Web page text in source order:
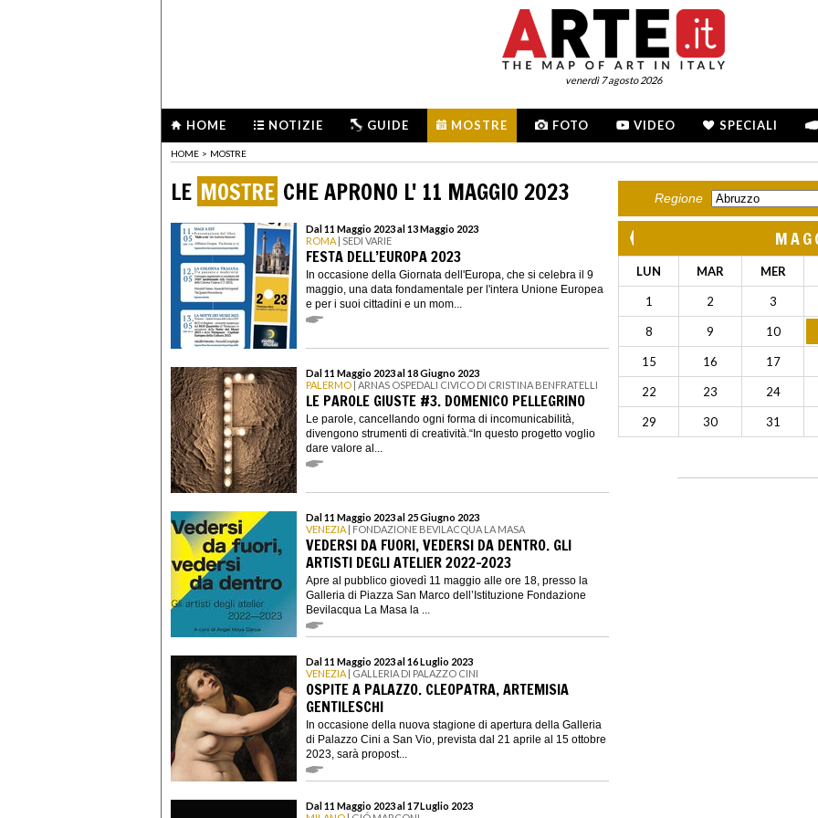
venerdì 7 agosto 2026
HOME NOTIZIE GUIDE MOSTRE FOTO VIDEO SPECIALI
HOME > MOSTRE
LE MOSTRE CHE APRONO L' 11 MAGGIO 2023
Dal 11 Maggio 2023 al 13 Maggio 2023
ROMA | SEDI VARIE
FESTA DELL’EUROPA 2023
In occasione della Giornata dell'Europa, che si celebra il 9
maggio, una data fondamentale per l'intera Unione Europea
e per i suoi cittadini e un mom...
Dal 11 Maggio 2023 al 18 Giugno 2023
PALERMO | ARNAS OSPEDALI CIVICO DI CRISTINA BENFRATELLI
LE PAROLE GIUSTE #3. DOMENICO PELLEGRINO
Le parole, cancellando ogni forma di incomunicabilità,
divengono strumenti di creatività.“In questo progetto voglio
dare valore al...
Dal 11 Maggio 2023 al 25 Giugno 2023
VENEZIA | FONDAZIONE BEVILACQUA LA MASA
VEDERSI DA FUORI, VEDERSI DA DENTRO. GLI
ARTISTI DEGLI ATELIER 2022-2023
Apre al pubblico giovedì 11 maggio alle ore 18, presso la
Galleria di Piazza San Marco dell’Istituzione Fondazione
Bevilacqua La Masa la ...
Dal 11 Maggio 2023 al 16 Luglio 2023
VENEZIA | GALLERIA DI PALAZZO CINI
OSPITE A PALAZZO. CLEOPATRA, ARTEMISIA
GENTILESCHI
In occasione della nuova stagione di apertura della Galleria
di Palazzo Cini a San Vio, prevista dal 21 aprile al 15 ottobre
2023, sarà propost...
Dal 11 Maggio 2023 al 17 Luglio 2023
Regione
LUN MAR MER
1 2 3
8 9 10
15 16 17
22 23 24
29 30 31